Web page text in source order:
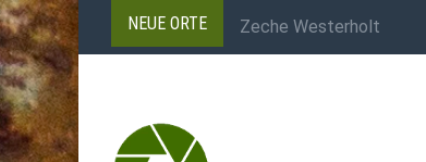
NEUE ORTE Carreau Wendel